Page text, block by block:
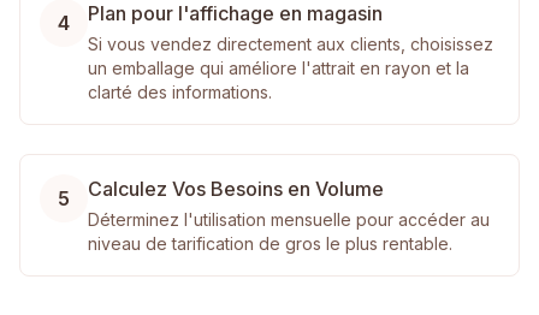
4 Plan pour l'affichage en magasin
Si vous vendez directement aux clients, choisissez
un emballage qui améliore l'attrait en rayon et la
clarté des informations.
5 Calculez Vos Besoins en Volume
Déterminez l'utilisation mensuelle pour accéder au
niveau de tarification de gros le plus rentable.